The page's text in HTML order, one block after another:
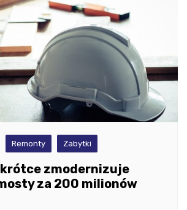
Remonty Zabytki
zmodernizuje
za 200 milionów